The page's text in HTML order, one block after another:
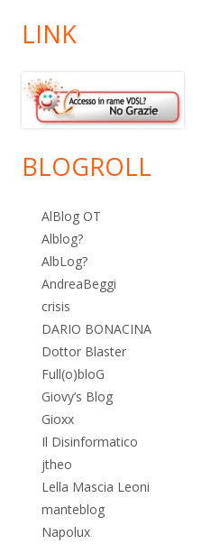
LINK
BLOGROLL
AlBlog OT
Alblog?
AlbLog?
AndreaBeggi
crisis
DARIO BONACINA
Dottor Blaster
Full(o)bloG
Giovy’s Blog
Gioxx
Il Disinformatico
jtheo
Lella Mascia Leoni
manteblog
Napolux